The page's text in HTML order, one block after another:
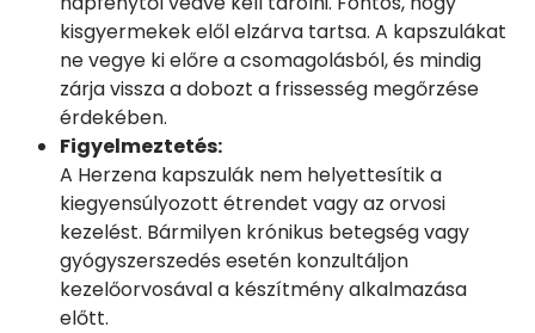
kisgyermekek elől elzárva tartsa. A kapszulákat
ne vegye ki előre a csomagolásból, és mindig
zárja vissza a dobozt a frissesség megőrzése
érdekében.
Figyelmeztetés:
A Herzena kapszulák nem helyettesítik a
kiegyensúlyozott étrendet vagy az orvosi
kezelést. Bármilyen krónikus betegség vagy
gyógyszerszedés esetén konzultáljon
kezelőorvosával a készítmény alkalmazása
előtt.